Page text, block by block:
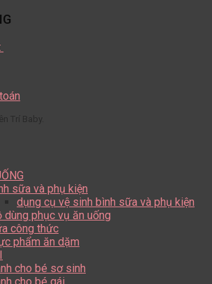
Trí Baby.
sữa và phụ kiện
dụng cụ vệ sinh bình sữa và phụ kiện
dùng phục vụ ăn uống
công thức
phẩm ăn dặm
cho bé sơ sinh